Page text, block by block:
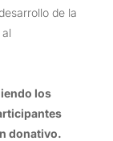
de la
los
donativo.